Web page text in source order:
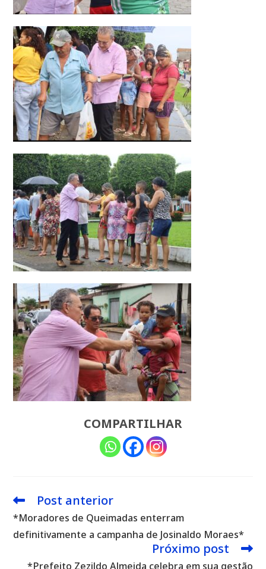
COMPARTILHAR
Leia
artigos
Post anterior
*Moradores de Queimadas enterram
definitivamente a campanha de Josinaldo Moraes*
Próximo post
*Prefeito Zezildo Almeida celebra em sua gestão